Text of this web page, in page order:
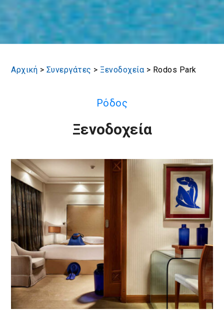
Αρχική > Συνεργάτες > Ξενοδοχεία > Rodos Park
Ρόδος
Ξενοδοχεία